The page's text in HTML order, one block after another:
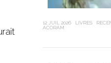
12 JUIL 2026 LIVRES
ACORAM